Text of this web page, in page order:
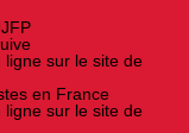
ligne sur le site de
en France
ligne sur le site de